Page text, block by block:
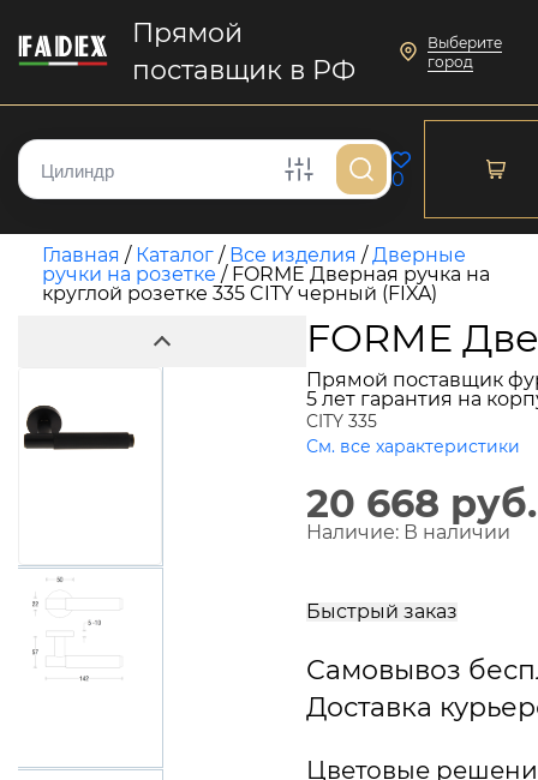
Прямой
поставщик в РФ
Выберите
город
0
Главная / Каталог / Все изделия /Дверные
ручки на розетке / FORME Дверная ручка на
круглой розетке 335 CITY черный (FIXA)
FORME
Прямой поставщик
5 лет гарантия на
CITY 335
См. все характеристики
20 668 руб.
Наличие: В наличии
Быстрый заказ
Самовывоз
Доставка
Цветовые